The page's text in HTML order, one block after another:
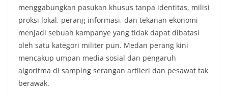
menggabungkan pasukan khusus tanpa identitas, milisi
proksi lokal, perang informasi, dan tekanan ekonomi
menjadi sebuah kampanye yang tidak dapat dibatasi
oleh satu kategori militer pun. Medan perang kini
mencakup umpan media sosial dan pengaruh
algoritma di samping serangan artileri dan pesawat tak
berawak.